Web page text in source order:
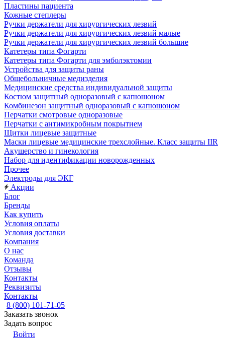
Пластины пациента
Кожные степлеры
Ручки держатели для хирургических лезвий
Ручки держатели для хирургических лезвий малые
Ручки держатели для хирургических лезвий большие
Катетеры типа Фогарти
Катетеры типа Фогарти для эмболэктомии
Устройства для защиты раны
Общебольничные медизделия
Медицинские средства индивидуальной защиты
Костюм защитный одноразовый с капюшоном
Комбинезон защитный одноразовый с капюшоном
Перчатки смотровые одноразовые
Перчатки с антимикробным покрытием
Щитки лицевые защитные
Маски лицевые медицинские трехслойные. Класс защиты IIR
Акушерство и гинекология
Набор для идентификации новорожденных
Прочее
Электроды для ЭКГ
Акции
Блог
Бренды
Как купить
Условия оплаты
Условия доставки
Компания
О нас
Команда
Отзывы
Контакты
Реквизиты
Контакты
8 (800) 101-71-05
Заказать звонок
Задать вопрос
Войти